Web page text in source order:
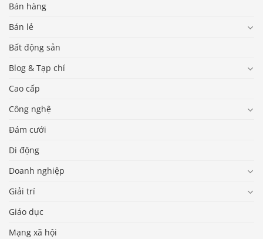
Bán hàng
Bán lẻ
Bất động sản
Blog & Tạp chí
Cao cấp
Công nghệ
Đám cưới
Di động
Doanh nghiệp
Giải trí
Giáo dục
Mạng xã hội